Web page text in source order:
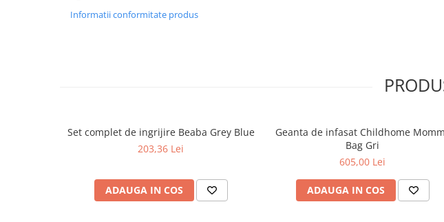
Informatii conformitate produs
Set complet de ingrijire Beaba Grey Blue
203,36 Lei
ADAUGA IN COS
Geanta de infasat Childhome
Bag Gri
605,00 Lei
ADAUGA IN COS